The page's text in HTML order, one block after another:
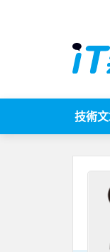
技術